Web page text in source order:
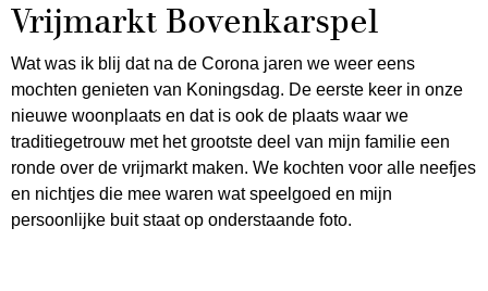
Vrijmarkt Bovenkarspel
Wat was ik blij dat na de Corona jaren we weer eens
mochten genieten van Koningsdag. De eerste keer in onze
nieuwe woonplaats en dat is ook de plaats waar we
traditiegetrouw met het grootste deel van mijn familie een
ronde over de vrijmarkt maken. We kochten voor alle neefjes
en nichtjes die mee waren wat speelgoed en mijn
persoonlijke buit staat op onderstaande foto.